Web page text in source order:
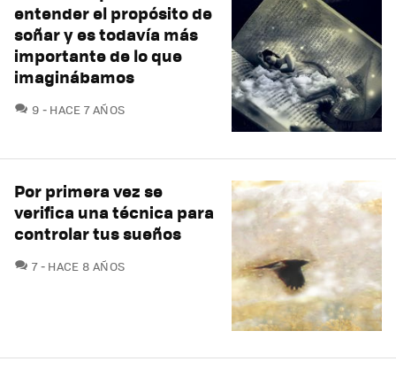
entender el propósito de
soñar y es todavía más
importante de lo que
imaginábamos
9 COMENTARIOS
HACE 7 AÑOS
Por primera vez se
verifica una técnica para
controlar tus sueños
7COMENTARIOS
HACE 8 AÑOS